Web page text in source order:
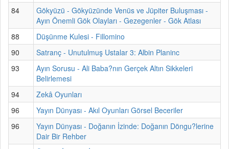
84
Gökyüzü - Gökyüzünde Venüs ve Jüpiter Buluşması -
Ayın Önemli Gök Olayları - Gezegenler - Gök Atlası
88
Düşünme Kulesi - Fillomino
90
Satranç - Unutulmuş Ustalar 3: Albin Planinc
93
Ayın Sorusu - Ali Baba?nın Gerçek Altın Sikkeleri
Belirlemesi
94
Zekâ Oyunları
96
Yayın Dünyası - Akıl Oyunları Görsel Beceriler
96
Yayın Dünyası - Doğanın İzinde: Doğanın Döngu?lerine
Dair Bir Rehber